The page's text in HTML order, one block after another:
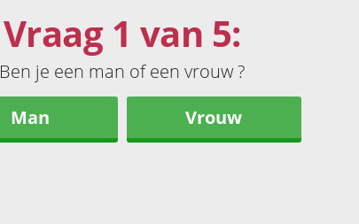
Vraag 1 van 5:
Ben je een man of een vrouw ?
Man
Vrouw